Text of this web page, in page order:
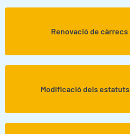
Renovació de
Modificació dels